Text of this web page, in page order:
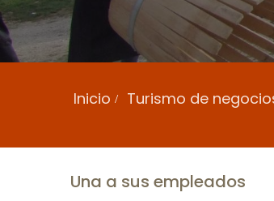
Inicio Turismo de
Una a sus empleados